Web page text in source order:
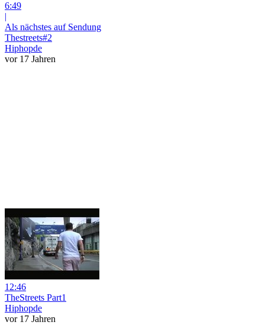
6:49
|
Als nächstes auf Sendung
Thestreets#2
Hiphopde
vor 17 Jahren
12:46
TheStreets Part1
Hiphopde
vor 17 Jahren